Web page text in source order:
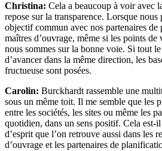
Christina: Cela a beaucoup à voir avec
repose sur la transparence. Lorsque
objectif commun avec nos partenaires
maîtres d’ouvrage, même si les points
nous sommes sur la bonne voie. Si tout
d’avancer dans la même direction, les
fructueuse sont posées.
Carolin: Burckhardt rassemble une
sous un même toit. Il me semble que les
entre les sociétés, les sites ou même les
quotidien, dans un sens positif. Cela est-
d’esprit que l’on retrouve aussi dans les
d’ouvrage et les partenaires de